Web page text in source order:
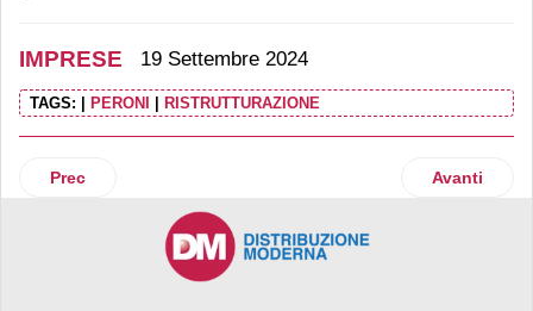
IMPRESE 19 Settembre 2024
TAGS: | PERONI | RISTRUTTURAZIONE
Articolo precedente: Contratto Ferrero, 7.630 euro a 7 mila
Prec Articolo
Avanti